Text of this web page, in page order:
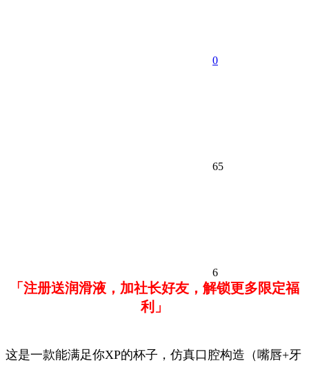
0
65
6
「注册送润滑液，加社长好友，解锁更多限定福
利」
这是一款能满足你XP的杯子，仿真口腔构造（嘴唇+牙